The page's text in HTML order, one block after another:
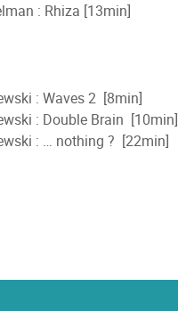
: Rhiza [13min]
: Waves 2 [8min]
: Double Brain [10min]
: … nothing ? [22min]